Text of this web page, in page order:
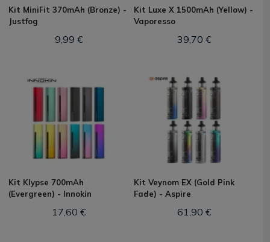
Kit MiniFit 370mAh (Bronze) -
Justfog
9,99 €
Kit Luxe X 1500mAh (Yellow) -
Vaporesso
39,70 €
Kit Klypse 700mAh
(Evergreen) - Innokin
17,60 €
Kit Veynom EX (Gold Pink
Fade) - Aspire
61,90 €